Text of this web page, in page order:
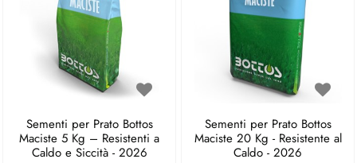
Sementi per Prato Bottos
Maciste 5 Kg – Resistenti a
Caldo e Siccità - 2026
Sementi per Prato Bottos
Maciste 20 Kg - Resistente al
Caldo - 2026